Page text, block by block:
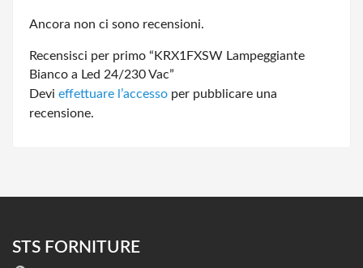
Ancora non ci sono recensioni.
Recensisci per primo “KRX1FXSW Lampeggiante
Bianco a Led 24/230 Vac”
Devi effettuare l’accesso per pubblicare una
recensione.
STS FORNITURE